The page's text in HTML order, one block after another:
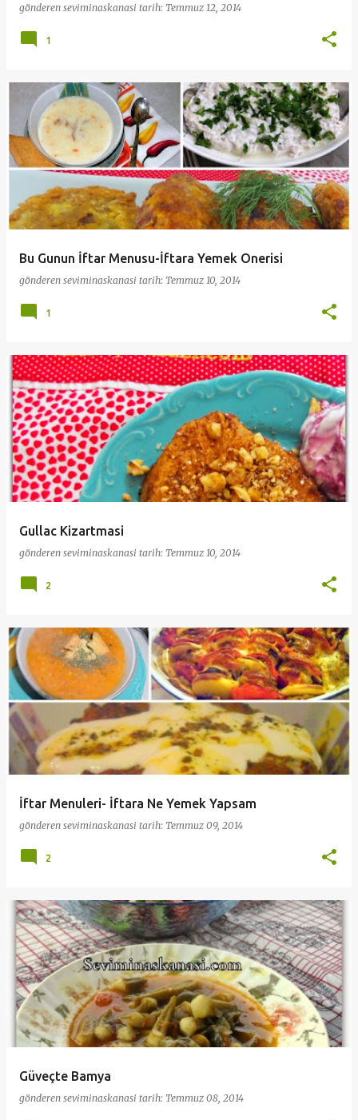
gönderen seviminaskanasi tarih: Temmuz 12, 2014
1
Bu Gunun İftar Menusu-İftara Yemek Onerisi
gönderen seviminaskanasi tarih: Temmuz 10, 2014
1
Gullac Kizartmasi
gönderen seviminaskanasi tarih: Temmuz 10, 2014
2
İftar Menuleri- İftara Ne Yemek Yapsam
gönderen seviminaskanasi tarih: Temmuz 09, 2014
2
Güveçte Bamya
gönderen seviminaskanasi tarih: Temmuz 08, 2014